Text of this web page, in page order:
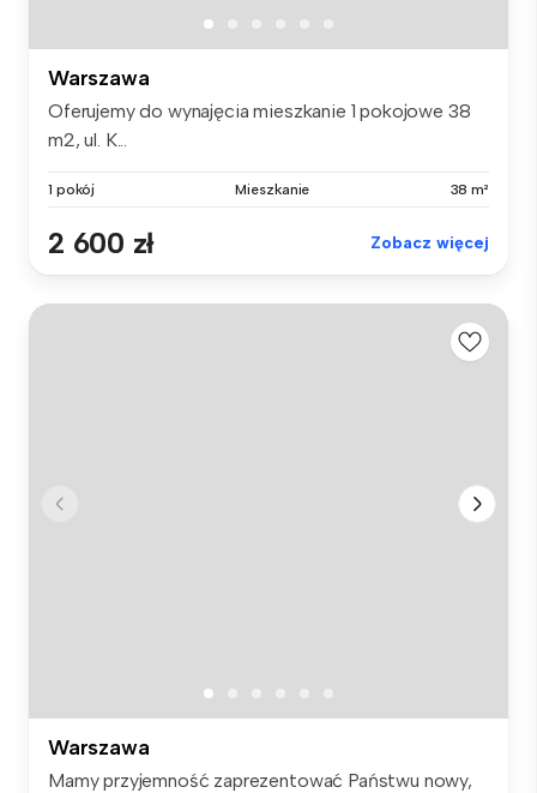
Warszawa
Oferujemy do wynajęcia mieszkanie 1 pokojowe 38
m2, ul. K...
1 pokój Mieszkanie 38 m²
2 600 zł Zobacz więcej
Warszawa
Mamy przyjemność zaprezentować Państwu nowy,